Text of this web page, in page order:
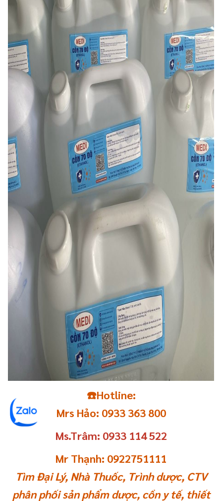
☎️Hotline:
Mrs Hảo: 0933 363 800
Ms.Trâm: 0933 114 522
Mr Thạnh: 0922751111
Tìm Đại Lý, Nhà Thuốc, Trình dược, CTV
phân phối sản phẩm dược, cồn y tế, thiết